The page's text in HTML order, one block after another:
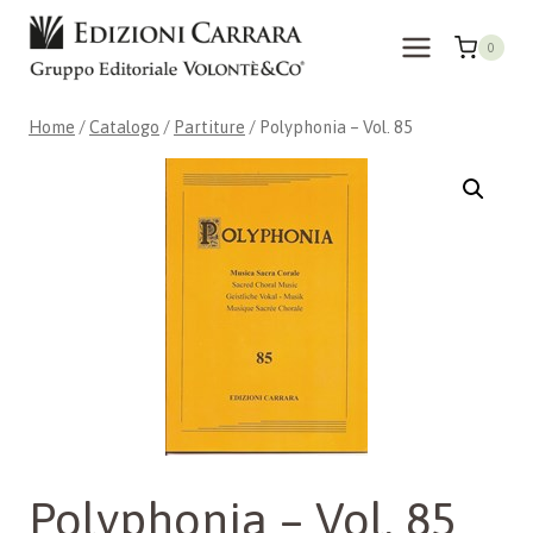
Salta
contenuto
0
Home /Catalogo / Partiture / Polyphonia – Vol. 85
Polyphonia – Vol. 85